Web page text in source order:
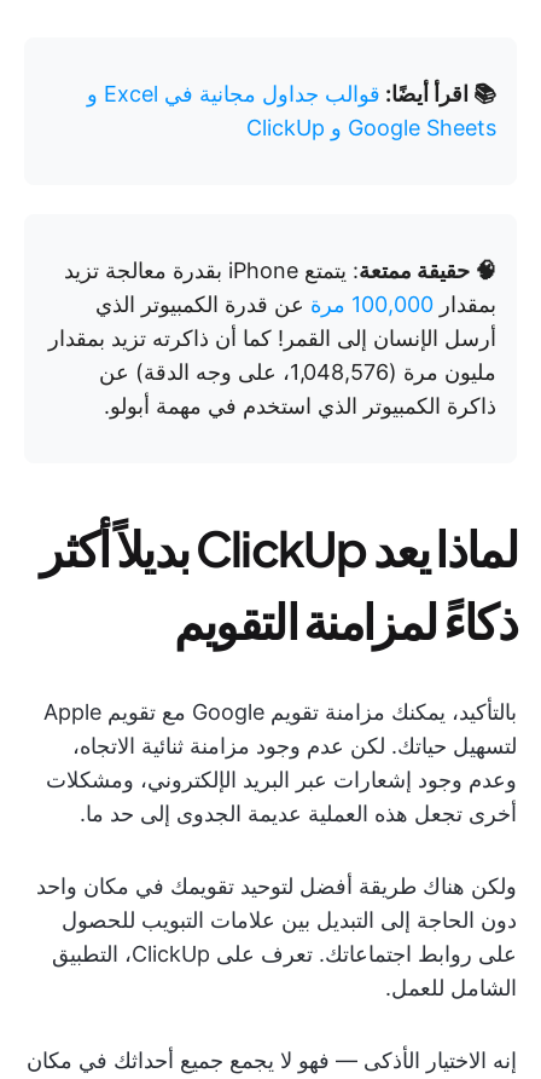
📚 اقرأ أيضًا:
قوالب جداول مجانية في Excel و
Google Sheets و ClickUp
🧠 حقيقة ممتعة
: يتمتع iPhone بقدرة معالجة تزيد
بمقدار 100,000 مرة
عن قدرة الكمبيوتر الذي
أرسل الإنسان إلى القمر! كما أن ذاكرته تزيد بمقدار
مليون مرة (1,048,576، على وجه الدقة) عن
ذاكرة الكمبيوتر الذي استخدم في مهمة أبولو.
لماذا يعد ClickUp بديلاً أكثر
ذكاءً لمزامنة التقويم
بالتأكيد، يمكنك مزامنة تقويم Google مع تقويم Apple
لتسهيل حياتك. لكن عدم وجود مزامنة ثنائية الاتجاه،
وعدم وجود إشعارات عبر البريد الإلكتروني، ومشكلات
أخرى تجعل هذه العملية عديمة الجدوى إلى حد ما.
ولكن هناك طريقة أفضل لتوحيد تقويمك في مكان واحد
دون الحاجة إلى التبديل بين علامات التبويب للحصول
على روابط اجتماعاتك. تعرف على ClickUp، التطبيق
الشامل للعمل.
إنه الاختيار الأذكى — فهو لا يجمع جميع أحداثك في مكان